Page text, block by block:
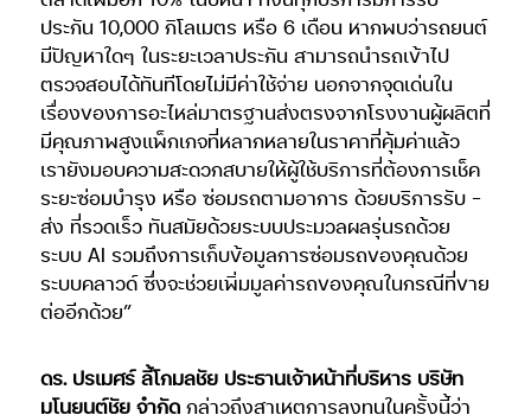
ประกัน 10,000 กิโลเมตร หรือ 6 เดือน หากพบว่ารถยนต์
มีปัญหาใดๆ ในระยะเวลาประกัน สามารถนำรถเข้าไป
ตรวจสอบได้ทันทีโดยไม่มีค่าใช้จ่าย นอกจากจุดเด่นใน
เรื่องของการอะไหล่มาตรฐานส่งตรงจากโรงงานผู้ผลิตที่
มีคุณภาพสูงแพ็กเกจที่หลากหลายในราคาที่คุ้มค่าแล้ว
เรายังมอบความสะดวกสบายให้ผู้ใช้บริการที่ต้องการเช็ค
ระยะซ่อมบำรุง หรือ ซ่อมรถตามอาการ ด้วยบริการรับ –
ส่ง ที่รวดเร็ว ทันสมัยด้วยระบบประมวลผลรุ่นรถด้วย
ระบบ AI รวมถึงการเก็บข้อมูลการซ่อมรถของคุณด้วย
ระบบคลาวด์ ซึ่งจะช่วยเพิ่มมูลค่ารถของคุณในกรณีที่ขาย
ต่ออีกด้วย”
ดร. ปรเมศร์ ลี้โกมลชัย ประธานเจ้าหน้าที่บริหาร บริษัท
มโนยนต์ชัย จำกัดกล่าวถึงสาเหตุการลงทุนในครั้งนี้ว่า